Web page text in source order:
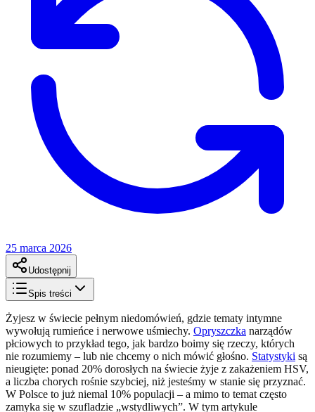
25 marca 2026
Udostępnij
Spis treści
Żyjesz w świecie pełnym niedomówień, gdzie tematy intymne
wywołują rumieńce i nerwowe uśmiechy. Opryszczka narządów
płciowych to przykład tego, jak bardzo boimy się rzeczy, których
nie rozumiemy – lub nie chcemy o nich mówić głośno. Statystyki są
nieugięte: ponad 20% dorosłych na świecie żyje z zakażeniem HSV,
a liczba chorych rośnie szybciej, niż jesteśmy w stanie się przyznać.
W Polsce to już niemal 10% populacji – a mimo to temat często
zamyka się w szufladzie „wstydliwych”. W tym artykule